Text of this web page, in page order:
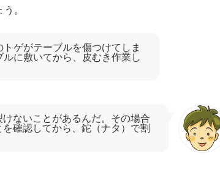
。
ゲがテーブルを傷つけてしま
に敷いてから、皮むき作業し
ないことがあるんだ。その場合
確認してから、鉈（ナタ）で割